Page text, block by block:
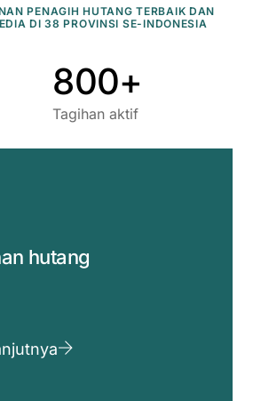
PENAGIH HUTANG TERBAIK DAN
DI 38 PROVINSI SE-INDONESIA
6
8
8
0
8
0+
Tagihan aktif
hutang